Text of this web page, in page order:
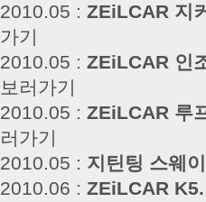
2010.05 : ZEiLCAR 지
가기
2010.05 : ZEiLCAR 인
보러가기
2010.05 : ZEiLCAR 루
러가기
2010.05 : 지틴팅 스웨
2010.06 : ZEiLCAR